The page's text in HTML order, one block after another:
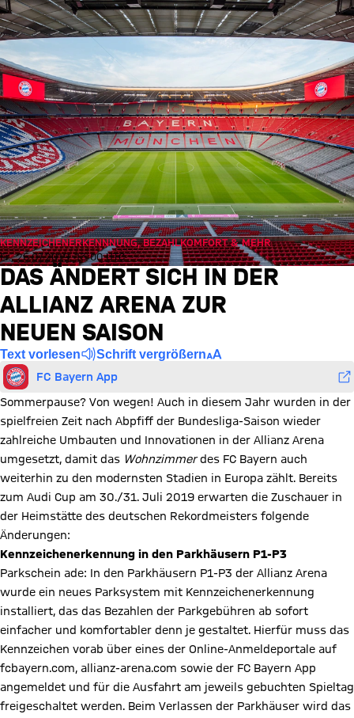
KENNZEICHENERKENNNUNG, BEZAHLKOMFORT & MEHR
Fr., 26.07.2019, 13:00 UTC
DAS ÄNDERT SICH IN DER
ALLIANZ ARENA ZUR
NEUEN SAISON
Text vorlesen Schrift vergrößern
FC Bayern App
Sommerpause? Von wegen! Auch in diesem Jahr wurden in der
spielfreien Zeit nach Abpfiff der Bundesliga-Saison wieder
zahlreiche Umbauten und Innovationen in der Allianz Arena
umgesetzt, damit das Wohnzimmerdes FC Bayern auch
weiterhin zu den modernsten Stadien in Europa zählt. Bereits
zum Audi Cup am 30./31. Juli 2019 erwarten die Zuschauer in
der Heimstätte des deutschen Rekordmeisters folgende
Änderungen:
Kennzeichenerkennung in den Parkhäusern P1-P3
Parkschein ade: In den Parkhäusern P1-P3 der Allianz Arena
wurde ein neues Parksystem mit Kennzeichenerkennung
installiert, das das Bezahlen der Parkgebühren ab sofort
einfacher und komfortabler denn je gestaltet. Hierfür muss das
Kennzeichen vorab über eines der Online-Anmeldeportale auf
fcbayern.com, allianz-arena.com sowie der FC Bayern App
angemeldet und für die Ausfahrt am jeweils gebuchten Spieltag
freigeschaltet werden. Beim Verlassen der Parkhäuser wird das